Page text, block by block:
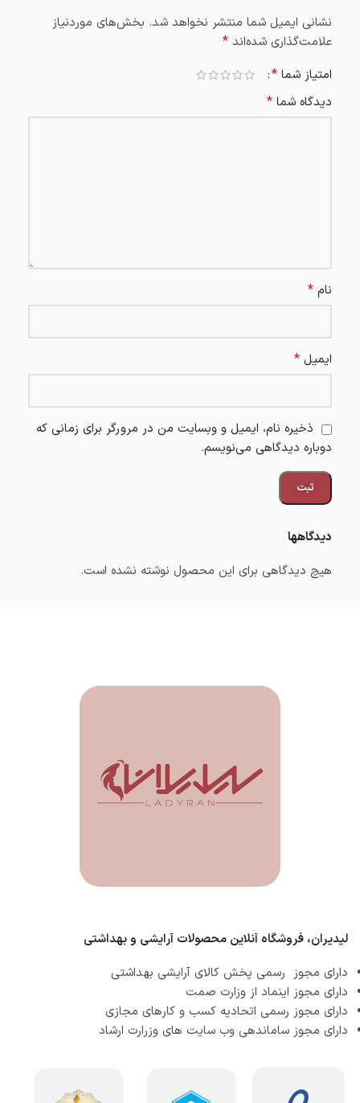
دیدگاهها
هیچ دیدگاهی برای این محصول نوشته نشده است.
نشانی ایمیل شما منتشر نخواهد شد. بخش‌های موردنیاز
علامت‌گذاری شده‌اند *
امتیاز شما *
دیدگاه شما *
نام *
ایمیل *
ذخیره نام، ایمیل و وبسایت من در مرورگر برای زمانی که
دوباره دیدگاهی می‌نویسم.
لیدیران، فروشگاه آنلاین محصولات آرایشی و بهداشتی
دارای مجوز رسمی پخش کالای آرایشی بهداشتی
دارای مجوز اینماد از وزارت صمت
دارای مجوز رسمی اتحادیه کسب و کارهای مجازی
دارای مجوز ساماندهی وب سایت های وزرارت ارشاد